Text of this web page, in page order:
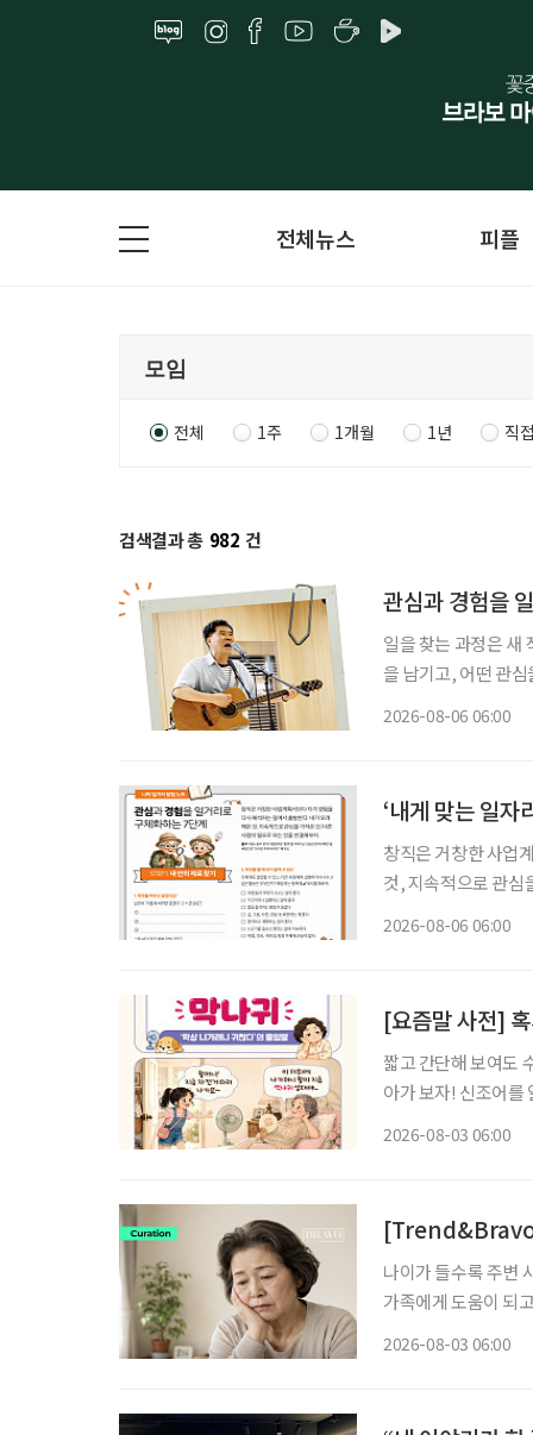
전체뉴스 피플
전체 1주 1개월 1년 직
검색결과 총 982 건
관심과 경험을
일을 찾는 과정은 새
을 남기고, 어떤 관
2026-08-06 06:00
‘내게 맞는 일자
창직은 거창한 사업
것, 지속적으로 관심을
2026-08-06 06:00
[요즘말 사전] 혹
짧고 간단해 보여도
아가 보자! 신조어를
2026-08-03 06:00
[Trend&Bravo]
나이가 들수록 주변
가족에게 도움이 되
2026-08-03 06:00